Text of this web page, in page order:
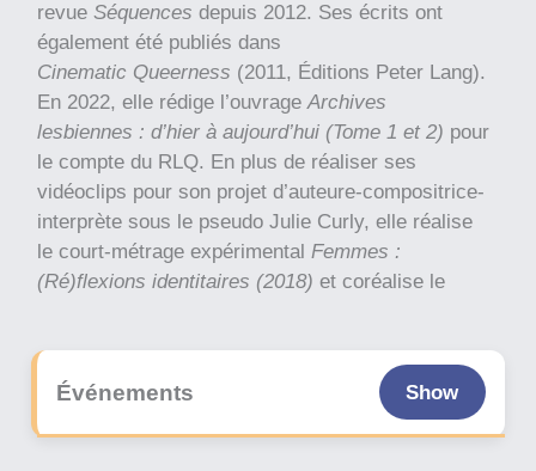
revueSéquences depuis 2012. Ses écrits ont
également été publiés dans
Cinematic Queerness (2011, Éditions Peter Lang).
En 2022, elle rédige l’ouvrageArchives
lesbiennes : d’hier à aujourd’hui (Tome 1 et 2) pour
le compte du RLQ. En plus de réaliser ses
vidéoclips pour son projet d’auteure-compositrice-
interprète sous le pseudo Julie Curly, elle réalise
le court-métrage expérimentalFemmes :
(Ré)flexions identitaires (2018) et coréalise le
Julie est membre de la FIPRESCI, de l’Association
québécoise des critiques de cinéma et membre
votant pour les Golden Globes. En 2023, son
Événements Show